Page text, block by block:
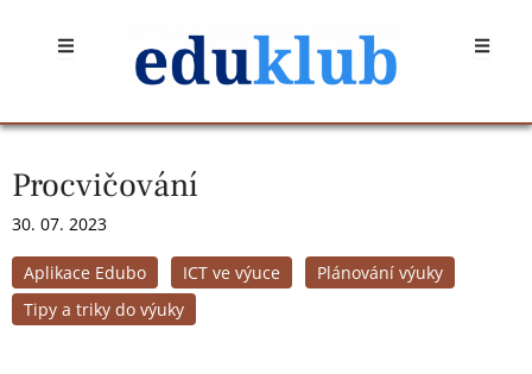
Open Open
Procvičování
30. 07. 2023
Aplikace Edubo ICT ve výuce
Plánování výuky
Tipy a triky do výuky